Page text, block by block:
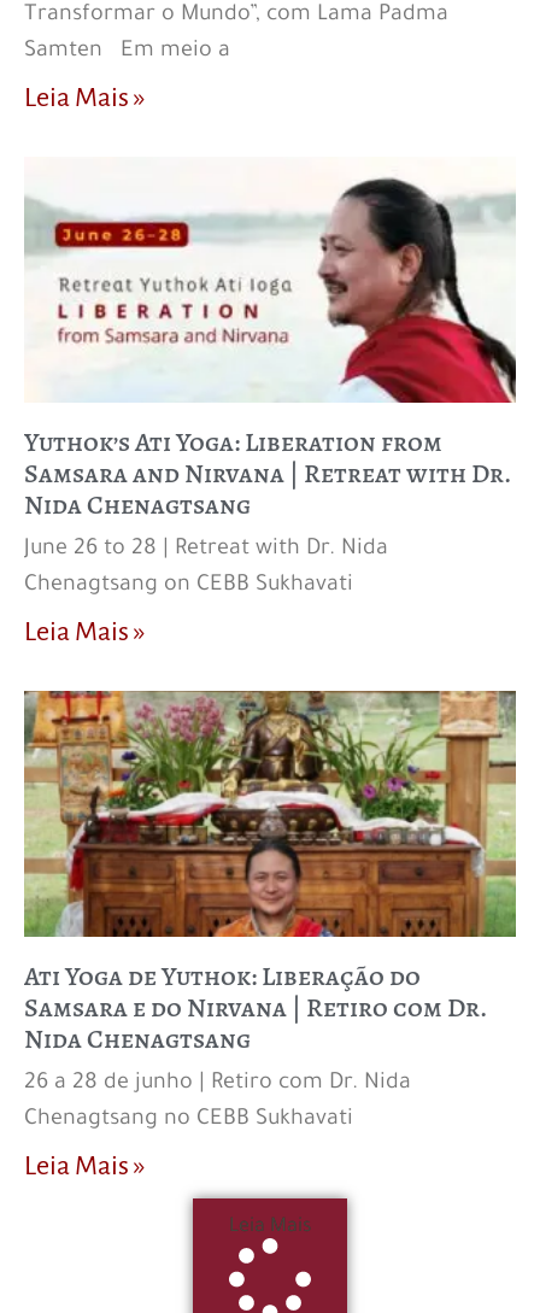
Transformar o Mundo”, com Lama Padma
Samten Em meio a
Leia Mais »
Yuthok’s Ati Yoga: Liberation from
Samsara and Nirvana | Retreat with Dr.
Nida Chenagtsang
June 26 to 28 | Retreat with Dr. Nida
Chenagtsang on CEBB Sukhavati
Leia Mais »
Ati Yoga de Yuthok: Liberação do
Samsara e do Nirvana | Retiro com Dr.
Nida Chenagtsang
26 a 28 de junho | Retiro com Dr. Nida
Chenagtsang no CEBB Sukhavati
Leia Mais »
Leia Mais